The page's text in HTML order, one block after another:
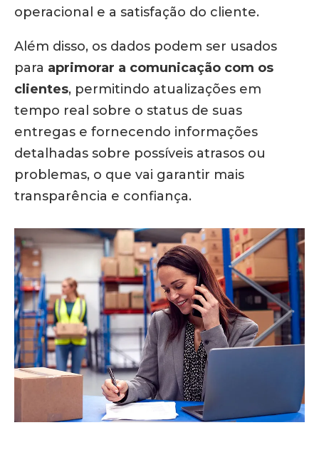
operacional e a satisfação do cliente.
Além disso, os dados podem ser usados
para aprimorar a comunicação com os
clientes, permitindo atualizações em
tempo real sobre o status de suas
entregas e fornecendo informações
detalhadas sobre possíveis atrasos ou
problemas, o que vai garantir mais
transparência e confiança.